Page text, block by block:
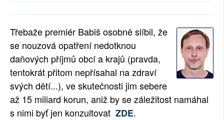
SOCIÁLNÍ SÍTĚ
RUBRIKY
PLNÁ VERZE STRÁNEK
Třebaže premiér Babiš osobně slíbil, že
se nouzová opatření nedotknou
daňových příjmů obcí a krajů (pravda,
tentokrát přitom nepřísahal na zdraví
svých dětí...), ve skutečnosti jim sebere
až 15 miliard korun, aniž by se záležitost namáhal
s nimi byť jen konzultovat ZDE.